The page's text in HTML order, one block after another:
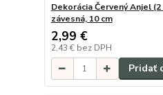
Dekorácia Červený Anjel
závesná, 10 cm
2,99 €
2,43 € bez DPH
Pridať